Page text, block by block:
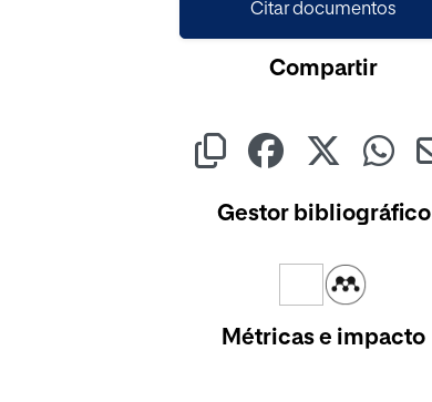
Citar documentos
Compartir
Gestor bibliográfico
Métricas e impacto